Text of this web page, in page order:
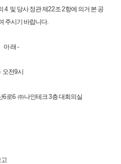
4 및 당사 정관 제22조2항에 의거 본 공
주시기 바랍니다.
아 래 -
오전9시
6로6 ㈜나인테크3층 대회의실